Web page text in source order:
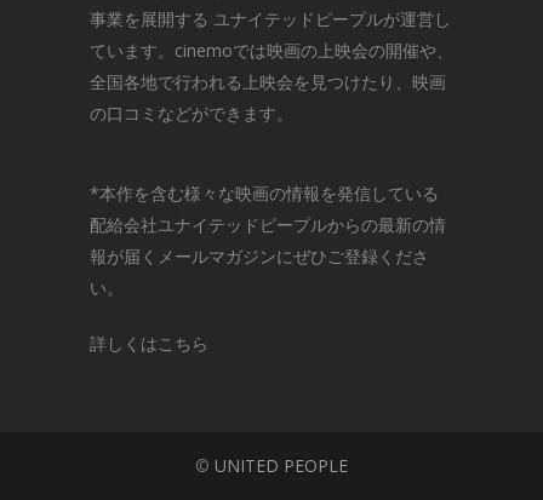
事業を展開する ユナイテッドピープルが運営し
ています。cinemoでは映画の上映会の開催や、
全国各地で行われる上映会を見つけたり、映画
の口コミなどができます。
*本作を含む様々な映画の情報を発信している
配給会社ユナイテッドピープルからの最新の情
報が届くメールマガジンにぜひご登録くださ
い。
詳しくはこちら
© UNITED PEOPLE